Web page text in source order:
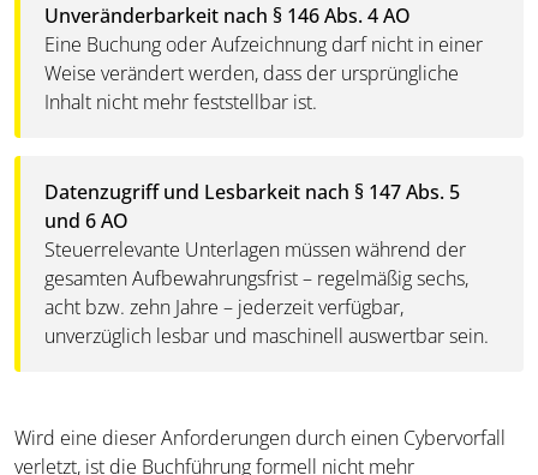
Unveränderbarkeit nach § 146 Abs. 4 AO
Eine Buchung oder Aufzeichnung darf nicht in einer
Weise verändert werden, dass der ursprüngliche
Inhalt nicht mehr feststellbar ist.
Datenzugriff und Lesbarkeit nach § 147 Abs. 5
und 6 AO
Steuerrelevante Unterlagen müssen während der
gesamten Aufbewahrungsfrist – regelmäßig sechs,
acht bzw. zehn Jahre – jederzeit verfügbar,
unverzüglich lesbar und maschinell auswertbar sein.
Wird eine dieser Anforderungen durch einen Cybervorfall
verletzt, ist die Buchführung formell nicht mehr